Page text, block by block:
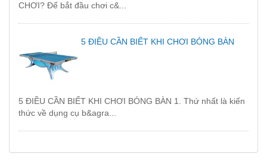
CHƠI? Để bắt đầu chơi c&...
5 ĐIỀU CẦN BIẾT KHI CHƠI BÓNG BÀN
5 ĐIỀU CẦN BIẾT KHI CHƠI BÓNG BÀN 1. Thứ nhất là kiến
thức về dụng cụ b&agra...